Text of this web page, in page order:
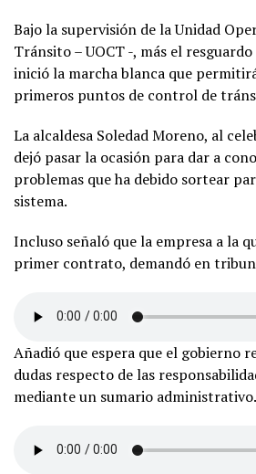
Bajo la supervisión de la Unidad
Tránsito – UOCT -, más el
inició la marcha blanca que
primeros puntos de control de
La alcaldesa Soledad Moreno, al
dejó pasar la ocasión para dar a
problemas que ha debido sortear
sistema.
Incluso señaló que la empresa a la
primer contrato, demandó en
Añadió que espera que el gobierno
dudas respecto de las
mediante un sumario administrativo.